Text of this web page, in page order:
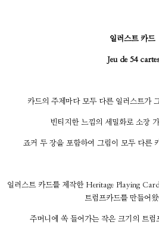
일러스트 카드
Jeu de 54
카드의 주제마다 모두 다른 일러스트가
빈티지한 느낌의 세밀화로 소장
죠커 두 장을 포함하여 그림이 모두 다른
일러스트 카드를 제작한 Heritage Playing
트럼프카드를 만들어
주머니에 쏙 들어가는 작은 크기의 트럼